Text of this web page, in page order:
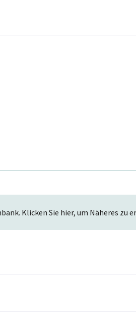
Klicken Sie hier, um Näheres zu